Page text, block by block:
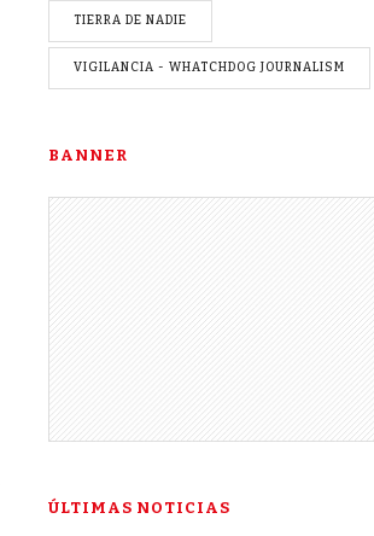
TIERRA DE NADIE
VIGILANCIA - WHATCHDOG JOURNALISM
BANNER
ÚLTIMAS NOTICIAS